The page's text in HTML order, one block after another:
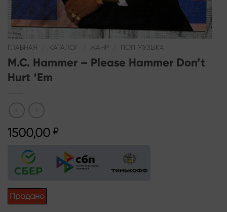
ГЛАВНАЯ КАТАЛОГ ЖАНР ПОП МУЗЫКА
M.C. Hammer – Please Hammer Don’t
Hurt ‘Em
1500,00 ₽
Продано